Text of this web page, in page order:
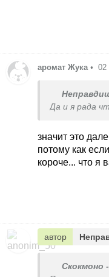
аромат Жука • 02
Да и я рада
значит это
потому как
короче... что я
автор
Скокмоно